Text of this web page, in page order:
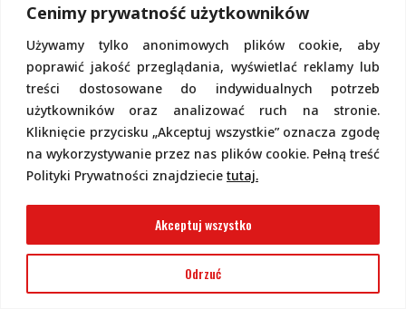
Cenimy prywatność użytkowników
Używamy tylko anonimowych plików cookie, aby
poprawić jakość przeglądania, wyświetlać reklamy lub
treści dostosowane do indywidualnych potrzeb
użytkowników oraz analizować ruch na stronie.
Kliknięcie przycisku „Akceptuj wszystkie” oznacza zgodę
na wykorzystywanie przez nas plików cookie. Pełną treść
Polityki Prywatności znajdziecie tutaj.
Odrzuć
Akceptuj wszystko
Opis układu.Rysunek 6przedstawia
schemat ideowy w pełni autonomicznego
modułu zabezpieczenia nadnapięciowego
zintegrowanego z Soft startem.